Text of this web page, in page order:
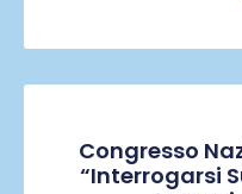
Congresso
“Interrogarsi